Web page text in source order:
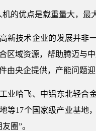
机的优点是载重量大，最
新技术企业的发展并非
区域资源，帮助腾迈与
由央企提供，产能问题迎
业哈飞、中铝东北轻合
等17个国家级产业基地
圈”。